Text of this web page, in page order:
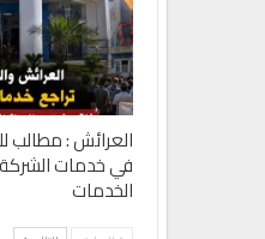
العرائش : مطالب
في خدمات
الخدمات